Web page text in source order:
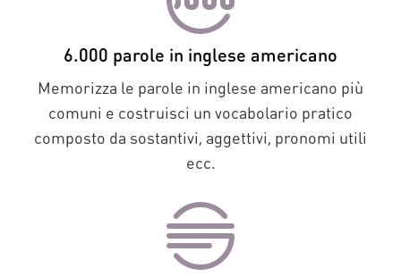
6.000 parole in inglese americano
Memorizza le parole in inglese americano più
comuni e costruisci un vocabolario pratico
composto da sostantivi, aggettivi, pronomi utili
ecc.